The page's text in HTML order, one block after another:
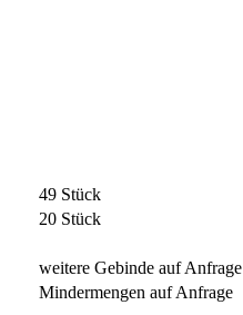
49 Stück
20 Stück
weitere Gebinde auf Anfrage
Mindermengen auf Anfrage